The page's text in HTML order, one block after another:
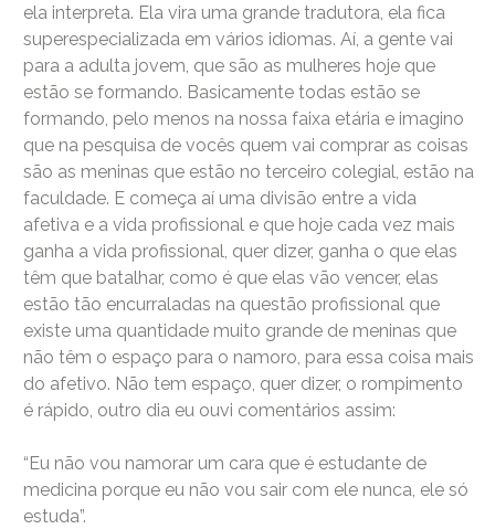
ela interpreta. Ela vira uma grande tradutora, ela fica
superespecializada em vários idiomas. Aí, a gente vai
para a adulta jovem, que são as mulheres hoje que
estão se formando. Basicamente todas estão se
formando, pelo menos na nossa faixa etária e imagino
que na pesquisa de vocês quem vai comprar as coisas
são as meninas que estão no terceiro colegial, estão na
faculdade. E começa aí uma divisão entre a vida
afetiva e a vida profissional e que hoje cada vez mais
ganha a vida profissional, quer dizer, ganha o que elas
têm que batalhar, como é que elas vão vencer, elas
estão tão encurraladas na questão profissional que
existe uma quantidade muito grande de meninas que
não têm o espaço para o namoro, para essa coisa mais
do afetivo. Não tem espaço, quer dizer, o rompimento
é rápido, outro dia eu ouvi comentários assim:
“Eu não vou namorar um cara que é estudante de
medicina porque eu não vou sair com ele nunca, ele só
estuda”.